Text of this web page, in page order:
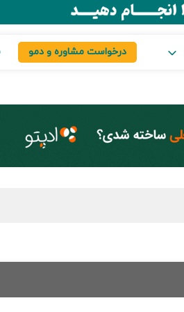
درخواست مشاوره و دمو